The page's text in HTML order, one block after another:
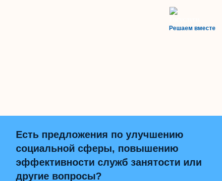
Решаем вместе
Есть предложения по улучшению
социальной сферы, повышению
эффективности служб занятости или
другие вопросы?